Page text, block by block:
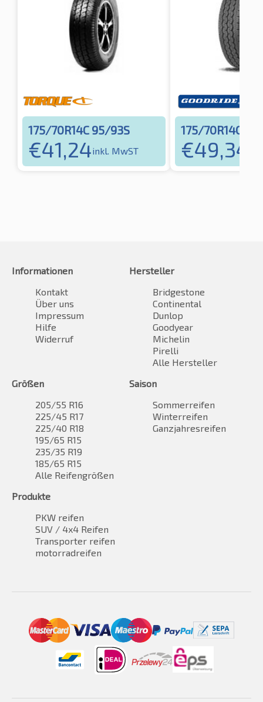
175/70R14C 95/93S
€41,24inkl. MwST
175/70R14C
€49,34
Informationen
Kontakt
Über uns
Impressum
Hilfe
Widerruf
Hersteller
Bridgestone
Continental
Dunlop
Goodyear
Michelin
Pirelli
Alle Hersteller
Größen
205/55 R16
225/45 R17
225/40 R18
195/65 R15
235/35 R19
185/65 R15
Alle Reifengrößen
Saison
Sommerreifen
Winterreifen
Ganzjahresreifen
Produkte
PKW reifen
SUV / 4x4 Reifen
Transporter reifen
motorradreifen